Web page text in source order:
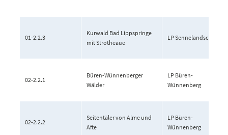
01-2.2.3
Kurwald Bad Lippspringe
mit Strotheaue
LP Sennelandschaft
02-2.2.1
Büren-Wünnenberger
Wälder
LP Büren-
Wünnenberg
02-2.2.2
Seitentäler von Alme und
Afte
LP Büren-
Wünnenberg